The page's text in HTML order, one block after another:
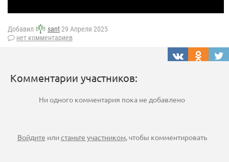
Добавил sant29 Апреля 2025
нет комментариев
Комментарии участников:
Ни одного комментария пока не добавлено
Войдите илистаньте участником, чтобы комментировать